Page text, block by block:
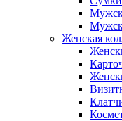
Женская